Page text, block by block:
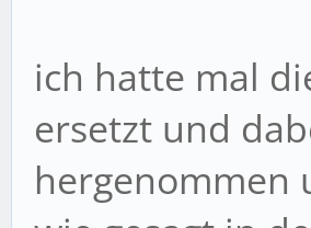
ich hatte mal
ersetzt und
hergenommen